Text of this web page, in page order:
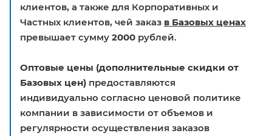
клиентов, а также для Корпоративных и
Частных клиентов, чей заказ в Базовых ценах
превышает сумму 2000 рублей.
Оптовые цены (дополнительные скидки от
Базовых цен) предоставляются
индивидуально согласно ценовой политике
компании в зависимости от объемов и
регулярности осуществления заказов